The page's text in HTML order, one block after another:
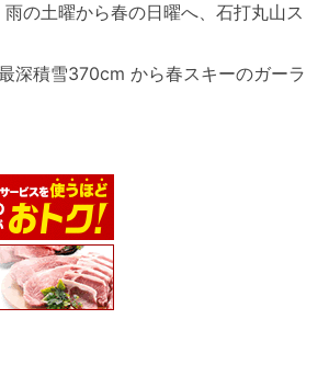
雨の土曜から春の日曜へ、石打丸山ス
深積雪370cm から春スキーのガーラ